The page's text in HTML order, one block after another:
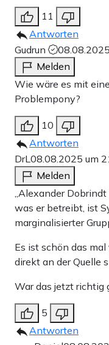
11
Antworten
Gudrun
Melden
Wie wäre es mit
Problempony?
10
Antworten
DrL 08.08.2025 um
Melden
„Alexander
was er betreibt, ist
marginalisierter
Es ist schön das
direkt an der Quelle
War das jetzt richtig
5
Antworten